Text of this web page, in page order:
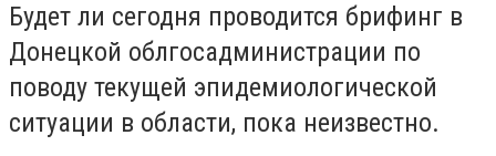
Будет ли сегодня проводится брифинг в
Донецкой облгосадминистрации по
поводу текущей эпидемиологической
ситуации в области, пока неизвестно.